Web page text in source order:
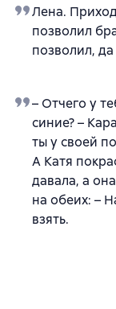
Лена.
позволил
позволил,
– Отчего у
синие? –
ты у своей
А Катя
давала, а
на обеих: –
взять.